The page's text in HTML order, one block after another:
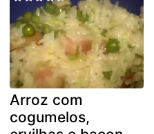
Arroz com
cogumelos,